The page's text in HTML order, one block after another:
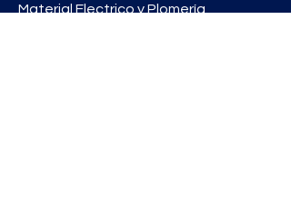
Material Electrico y Plomería